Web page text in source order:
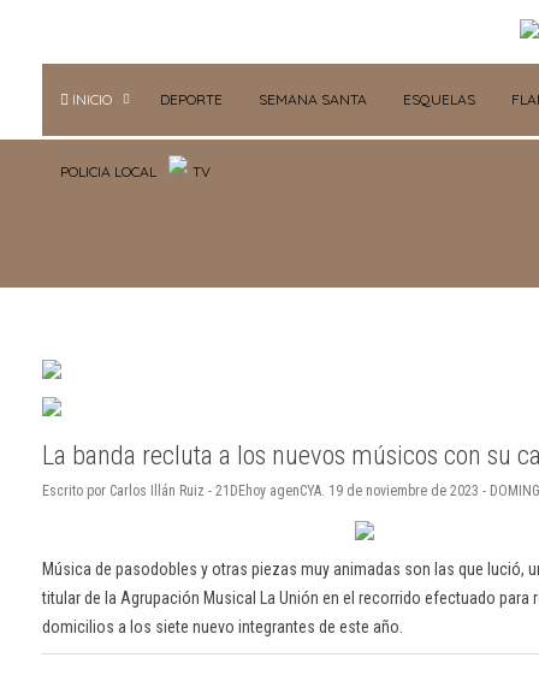
INICIO DEPORTE SEMANA SANTA ESQUELAS
POLICIA LOCAL TV
La banda recluta a los nuevos músicos con su
Escrito por Carlos Illán Ruiz - 21DEhoy agenCYA. 19 de noviembre de 2023 -
Música de pasodobles y otras piezas muy animadas son las que lució,
titular de la Agrupación Musical La Unión en el recorrido efectuado para
domicilios a los siete nuevo integrantes de este año.